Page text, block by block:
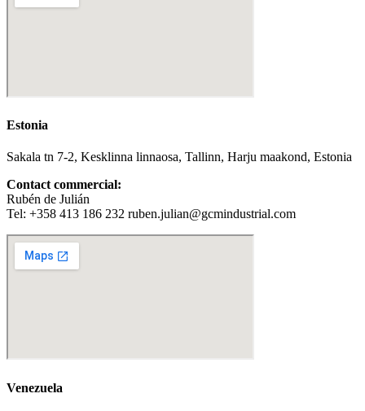
Estonia
Sakala tn 7-2, Kesklinna linnaosa, Tallinn, Harju maakond, Estonia
Contact commercial:
Rubén de Julián
Tel: +358 413 186 232 ruben.julian@gcmindustrial.com
Venezuela